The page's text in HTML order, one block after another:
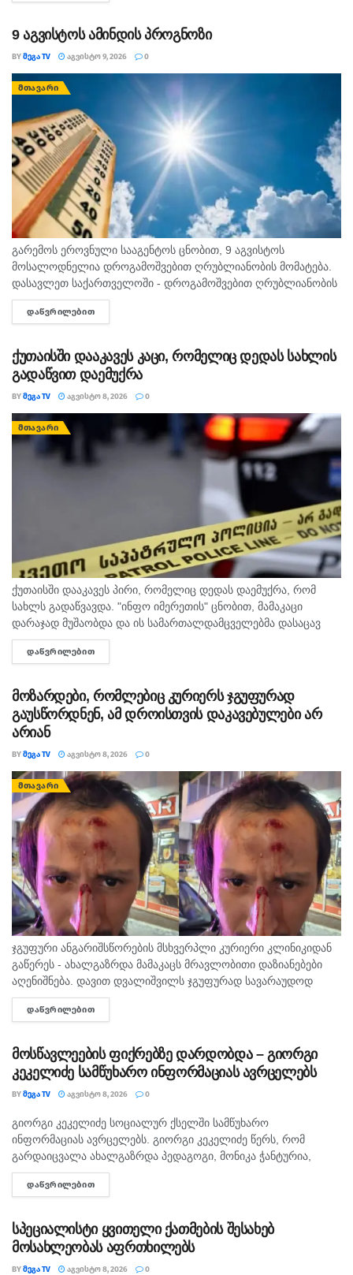
9 აგვისტოს ამინდის პროგნოზი
BYᲛᲔᲒᲐ TV ᲐᲒᲕᲘᲡᲢᲝ 9, 2026 0
ᲛᲗᲐᲕᲐᲠᲘ
გარემოს ეროვნული სააგენტოს ცნობით, 9 აგვისტოს
მოსალოდნელია დროგამოშვებით ღრუბლიანობის მომატება.
დასავლეთ საქართველოში - დროგამოშვებით ღრუბლიანობის
მომატება. უმეტეს რაიონში ხანმოკლე წვიმა და ელჭექი, ზოგან
ძლიერი. დასავლეთის ქარი 10-15 მ/წმ, ელჭექის დროს
ᲓᲐᲬᲕᲠᲘᲚᲔᲑᲘᲗ
ქუთაისში დააკავეს კაცი, რომელიც დედას სახლის
გადაწვით დაემუქრა
BYᲛᲔᲒᲐ TV ᲐᲒᲕᲘᲡᲢᲝ 8, 2026 0
ᲛᲗᲐᲕᲐᲠᲘ
ქუთაისში დააკავეს პირი, რომელიც დედას დაემუქრა, რომ
სახლს გადაწვავდა. "ინფო იმერეთის" ცნობით, მამაკაცი
დარაჯად მუშაობდა და ის სამართალდამცველებმა დასაცავ
ობიექტზე აიყვანეს. შსს-ს ინფორმაციით, დაკავებულს
სისხლის სამართლის კოდექსის 11 პრიმა...
ᲓᲐᲬᲕᲠᲘᲚᲔᲑᲘᲗ
მოზარდები, რომლებიც კურიერს ჯგუფურად
გაუსწორდნენ, ამ დროისთვის დაკავებულები არ
არიან
BYᲛᲔᲒᲐ TV ᲐᲒᲕᲘᲡᲢᲝ 8, 2026 0
ᲛᲗᲐᲕᲐᲠᲘ
ჯგუფური ანგარიშსწორების მსხვერპლი კურიერი კლინიკიდან
გაწერეს - ახალგაზრდა მამაკაცს მრავლობითი დაზიანებები
აღენიშნება. დავით დვალიშვილს ჯგუფურად სავარაუდოდ
ხუთამდე მოზარდი გუშინ გაუსწორდა. ჯერ-ჯერობით
თავდამსხმელების დაკავების შესახებ ინფორმაცია არ
სამეთვალყურეო...
ᲓᲐᲬᲕᲠᲘᲚᲔᲑᲘᲗ
მოსწავლეების ფიქრებზე დარდობდა – გიორგი
კეკელიძე სამწუხარო ინფორმაციას ავრცელებს
BYᲛᲔᲒᲐ TV ᲐᲒᲕᲘᲡᲢᲝ 8, 2026 0
ᲛᲗᲐᲕᲐᲠᲘ
გიორგი კეკელიძე სოციალურ ქსელში სამწუხარო
ინფორმაციას ავრცელებს. გიორგი კეკელიძე წერს, რომ
გარდაიცვალა ახალგაზრდა პედაგოგი, მონიკა ჭანტურია,
რომელიც თავისი მოსწავლეების მიმართ განსაკუთრებული
სიყვარულით გამოირჩეოდა. „არასდროს მგონებია, რომ აქ,
ᲓᲐᲬᲕᲠᲘᲚᲔᲑᲘᲗ
სპეციალისტი ყვითელი ქათმების შესახებ
მოსახლეობას აფრთხილებს
BYᲛᲔᲒᲐ TV ᲐᲒᲕᲘᲡᲢᲝ 8, 2026 0